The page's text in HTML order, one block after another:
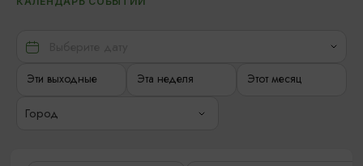
Эти выходные Эта неделя Этот месяц
Город